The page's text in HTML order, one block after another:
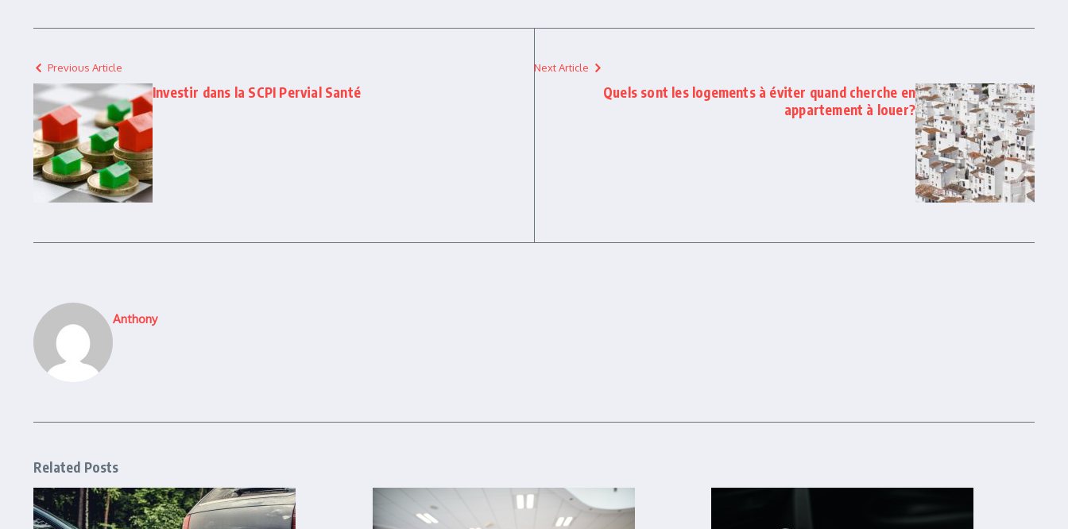
Previous Article
Investir dans la SCPI Pervial Santé
Next Article
Quels sont les logements à éviter quand cherche en
appartement à louer?
Anthony
Related Posts